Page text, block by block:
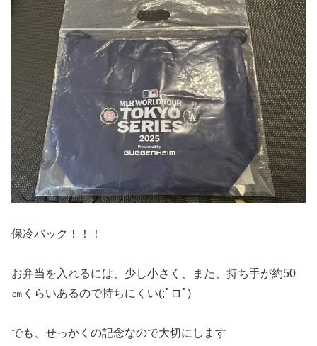
保冷バック！！！
お弁当を入れるには、少し小さく、また、持ち手が約50
㎝くらいあるので持ちにくい(;ﾟロﾟ)
でも、せっかくの記念なので大切にします